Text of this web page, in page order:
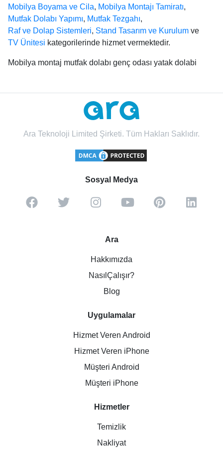
Mobilya Boyama ve Cila, Mobilya Montajı Tamiratı,
Mutfak Dolabı Yapımı, Mutfak Tezgahı,
Raf ve Dolap Sistemleri, Stand Tasarım ve Kurulum ve
TV Ünitesi kategorilerinde hizmet vermektedir.
Mobilya montaj mutfak dolabı genç odası yatak dolabi
Ara Teknoloji Limited Şirketi. Tüm Hakları Saklıdır.
Sosyal Medya
Ara
Hakkımızda
NasılÇalışır?
Blog
Uygulamalar
Hizmet Veren Android
Hizmet Veren iPhone
Müşteri Android
Müşteri iPhone
Hizmetler
Temizlik
Nakliyat